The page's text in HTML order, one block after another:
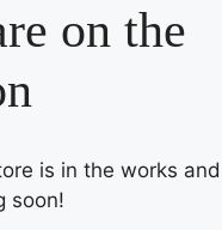
on the
is in the works and
soon!